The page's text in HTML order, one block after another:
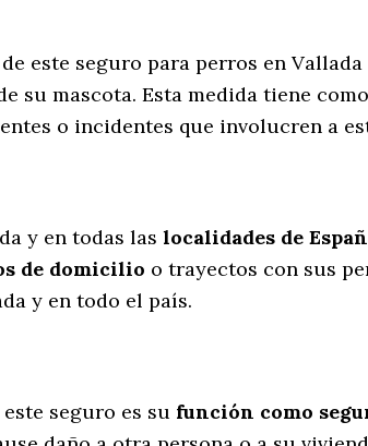
este seguro para perros en
su mascota. Esta medida tiene
o incidentes que involucren a
y en todas las localidades de
de domicilio o trayectos con sus
y en todo el país.
este seguro es su función como